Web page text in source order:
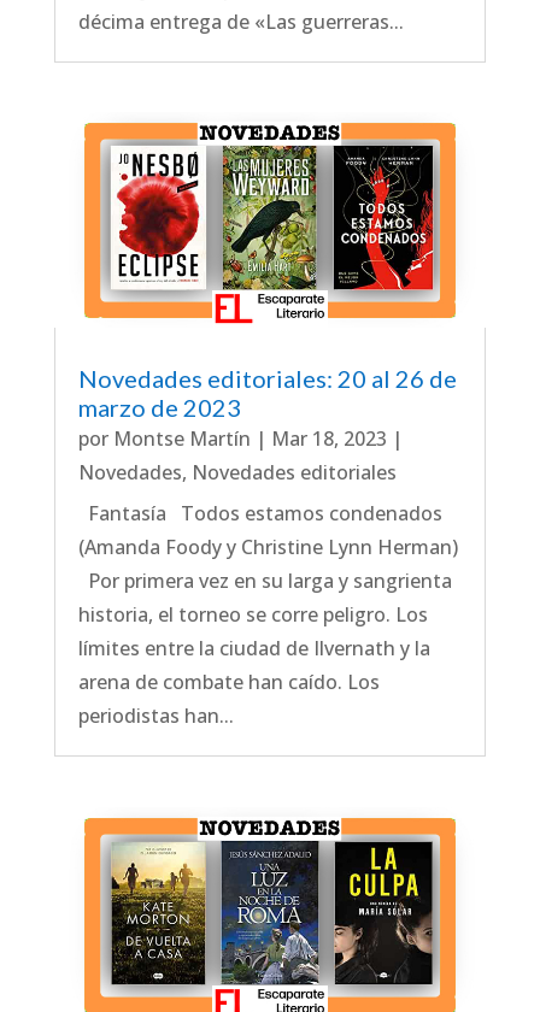
décima entrega de «Las guerreras...
Novedades editoriales: 20 al 26 de
marzo de 2023
por Montse Martín | Mar 18, 2023 |
Novedades, Novedades editoriales
Fantasía Todos estamos condenados
(Amanda Foody y Christine Lynn Herman)
Por primera vez en su larga y sangrienta
historia, el torneo se corre peligro. Los
límites entre la ciudad de Ilvernath y la
arena de combate han caído. Los
periodistas han...